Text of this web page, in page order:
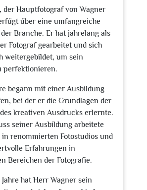
der Hauptfotograf von Wagner
über eine umfangreiche
Branche. Er hat jahrelang als
Fotograf gearbeitet und sich
weitergebildet, um sein
perfektionieren.
begann mit einer Ausbildung
bei der er die Grundlagen der
kreativen Ausdrucks erlernte.
seiner Ausbildung arbeitete
renommierten Fotostudios und
Erfahrungen in
Bereichen der Fotografie.
hat Herr Wagner sein